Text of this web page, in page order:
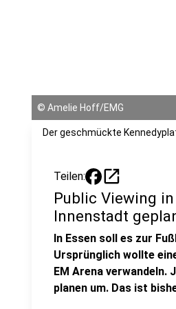
© Amelie Hoff/EMG
Der geschmückte
Teilen: open_in_new
Public Viewing
Innenstadt
In Essen soll es zur
Ursprünglich wollte
EM Arena verwandeln.
planen um. Das ist